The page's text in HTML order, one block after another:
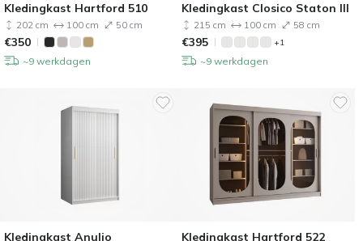
Kledingkast Hartford 510
202 cm 100 cm 50 cm
€350
~9 werkdagen
Kledingkast Closico Staton III
215 cm 100 cm 58 cm
€395 +1
~9 werkdagen
Kledingkast Anulio Kledingkast Hartford 522